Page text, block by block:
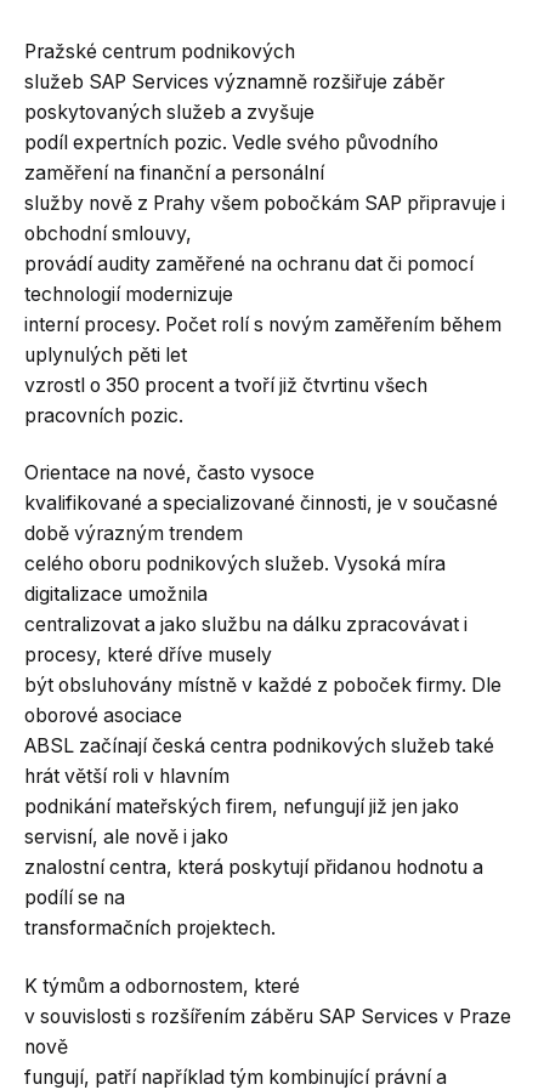
Pražské centrum podnikových
služeb SAP Services významně rozšiřuje záběr
poskytovaných služeb a zvyšuje
podíl expertních pozic. Vedle svého původního
zaměření na finanční a personální
služby nově z Prahy všem pobočkám SAP připravuje i
obchodní smlouvy,
provádí audity zaměřené na ochranu dat či pomocí
technologií modernizuje
interní procesy. Počet rolí s novým zaměřením během
uplynulých pěti let
vzrostl o 350 procent a tvoří již čtvrtinu všech
pracovních pozic.
Orientace na nové, často vysoce
kvalifikované a specializované činnosti, je v současné
době výrazným trendem
celého oboru podnikových služeb. Vysoká míra
digitalizace umožnila
centralizovat a jako službu na dálku zpracovávat i
procesy, které dříve musely
být obsluhovány místně v každé z poboček firmy. Dle
oborové asociace
ABSL začínají česká centra podnikových služeb také
hrát větší roli v hlavním
podnikání mateřských firem, nefungují již jen jako
servisní, ale nově i jako
znalostní centra, která poskytují přidanou hodnotu a
podílí se na
transformačních projektech.
K týmům a odbornostem, které
v souvislosti s rozšířením záběru SAP Services v Praze
nově
fungují, patří například tým kombinující právní a